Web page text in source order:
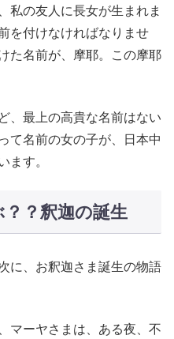
私の友人に長女が生まれま
を付けなければなりませ
た名前が、摩耶。この摩耶
、最上の高貴な名前はない
て名前の女の子が、日本中
ます。
？釈迦の誕生
に、お釈迦さま誕生の物語
マーヤさまは、ある夜、不